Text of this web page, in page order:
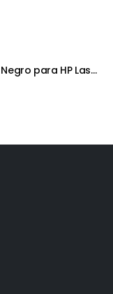
Toner HP CF230X (30X) Negro para HP LaserJet Pro